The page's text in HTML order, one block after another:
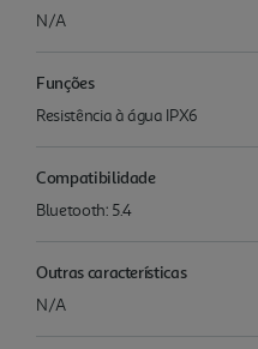
N/A
Funções
Resistência à água IPX6
Compatibilidade
Bluetooth: 5.4
Outras características
N/A